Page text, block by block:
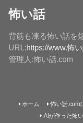
怖い話
背筋も凍る怖い話を
URL:https://www.怖
管理人:怖い話.com
ホーム 怖い話.com
AIが作った怖